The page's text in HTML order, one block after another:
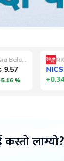
लाग्यो?